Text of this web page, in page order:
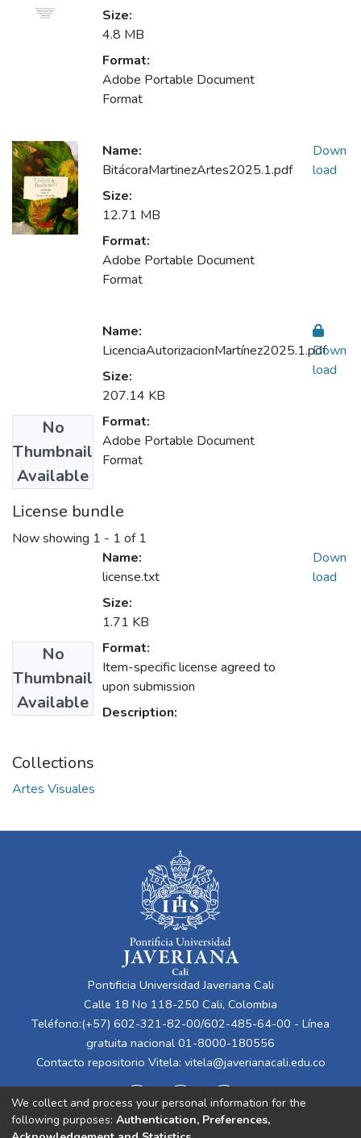
Size:
4.8 MB
Format:
Adobe Portable Document
Format
Name:
BitácoraMartinezArtes2025.1.pdf
Size:
12.71 MB
Format:
Adobe Portable Document
Format
Down
load
No
Thumbnail
Available
Name:
LicenciaAutorizacionMartínez2025.1.pdf
Size:
207.14 KB
Format:
Adobe Portable Document
Format
Down
load
License bundle
Now showing 1 - 1 of 1
No
Thumbnail
Available
Name:
license.txt
Size:
1.71 KB
Format:
Item-specific license agreed to
upon submission
Description:
Down
load
Collections
Artes Visuales
Pontificia Universidad Javeriana Cali
Calle 18 No 118-250 Cali, Colombia
Teléfono:(+57) 602-321-82-00/602-485-64-00 - Línea
gratuita nacional 01-8000-180556
Contacto repositorio Vitela: vitela@javerianacali.edu.co
We collect and process your personal information for the
following purposes: Authentication, Preferences,